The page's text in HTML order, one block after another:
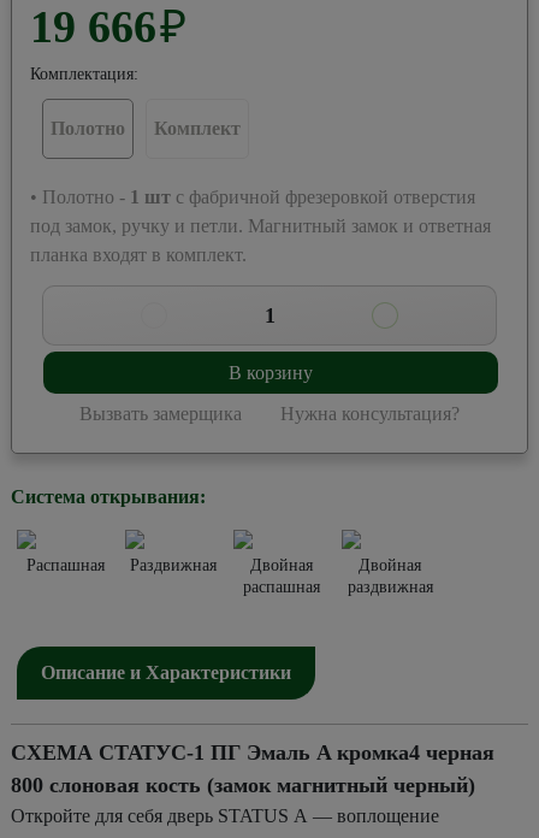
19 666₽
Комплектация:
Полотно Комплект
• Полотно - 1 шт с фабричной фрезеровкой отверстия
под замок, ручку и петли. Магнитный замок и ответная
планка входят в комплект.
1
В корзину
Вызвать замерщика Нужна консультация?
Система открывания:
Распашная Раздвижная
Двойная
распашная
Двойная
раздвижная
Описание и Характеристики
СХЕМА СТАТУС-1 ПГ Эмаль A кромка4 черная
800 слоновая кость (замок магнитный черный)
Откройте для себя дверь STATUS А — воплощение